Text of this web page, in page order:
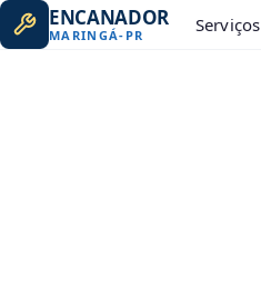
ENCANADOR
MARINGÁ- PR Serviços